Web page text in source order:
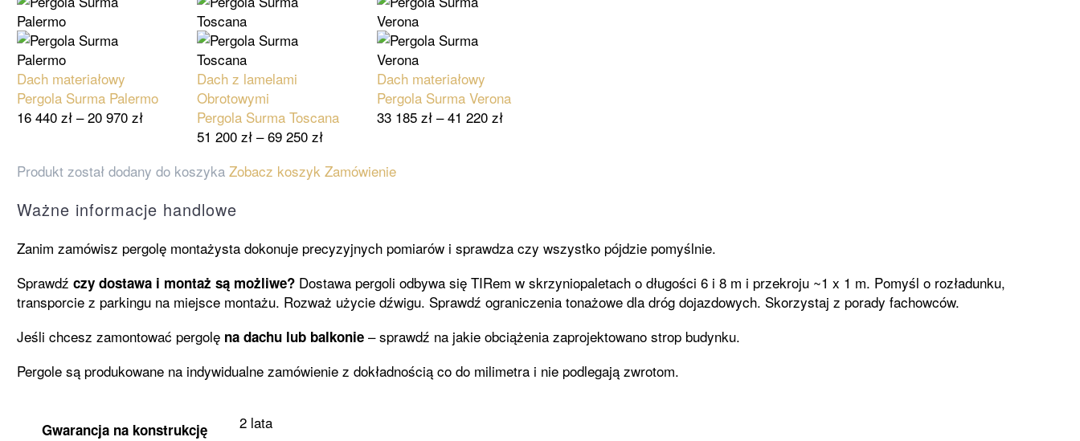
Dach materiałowy
Pergola Surma Palermo
16 440 zł – 20 970 zł
Dach z lamelami
Obrotowymi
Pergola Surma Toscana
51 200 zł – 69 250 zł
Dach materiałowy
Pergola Surma Verona
33 185 zł – 41 220 zł
Produkt został dodany do koszyka Zobacz koszyk Zamówienie
Ważne informacje handlowe
Zanim zamówisz pergolę montażysta dokonuje precyzyjnych pomiarów i sprawdza czy wszystko pójdzie pomyślnie.
Sprawdź czy dostawa i montaż są możliwe? Dostawa pergoli odbywa się TIRem w skrzyniopaletach o długości 6 i 8 m i przekroju ~1 x 1 m. Pomyśl o rozładunku,
transporcie z parkingu na miejsce montażu. Rozważ użycie dźwigu. Sprawdź ograniczenia tonażowe dla dróg dojazdowych. Skorzystaj z porady fachowców.
Jeśli chcesz zamontować pergolę na dachu lub balkonie – sprawdź na jakie obciążenia zaprojektowano strop budynku.
Pergole są produkowane na indywidualne zamówienie z dokładnością co do milimetra i nie podlegają zwrotom.
Gwarancja na konstrukcję 2 lata